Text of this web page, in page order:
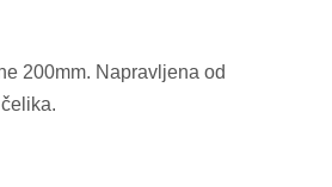
200mm. Napravljena od